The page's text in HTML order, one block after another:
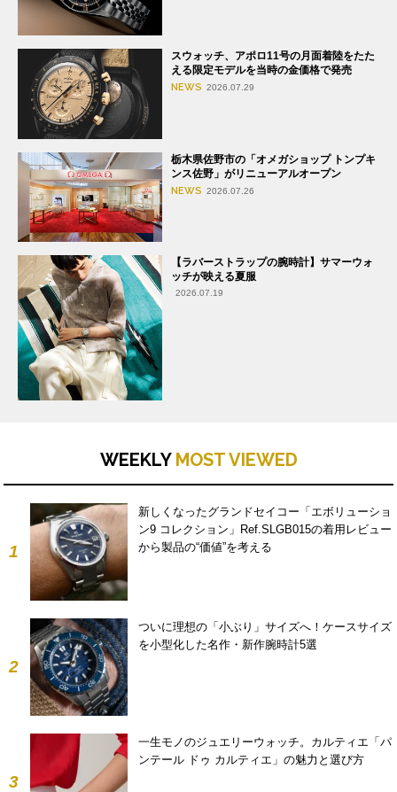
スウォッチ、アポロ11号の月面着陸をたた
える限定モデルを当時の金価格で発売
NEWS 2026.07.29
栃木県佐野市の「オメガショップ トンプキ
ンス佐野」がリニューアルオープン
NEWS 2026.07.26
【ラバーストラップの腕時計】サマーウォ
ッチが映える夏服
2026.07.19
WEEKLY MOST VIEWED
1
新しくなったグランドセイコー「エボリューショ
ン9 コレクション」Ref.SLGB015の着用レビュー
から製品の“価値”を考える
2
ついに理想の「小ぶり」サイズへ！ケースサイズ
を小型化した名作・新作腕時計5選
3
一生モノのジュエリーウォッチ。カルティエ「パ
ンテール ドゥ カルティエ」の魅力と選び方